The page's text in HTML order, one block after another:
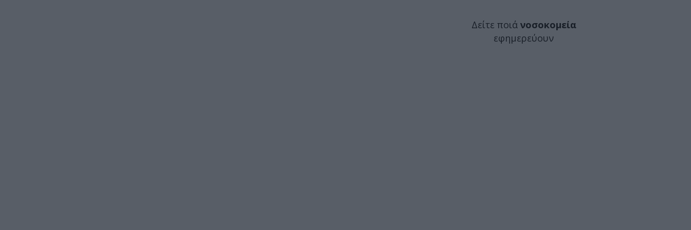
Δείτε ποιά νοσοκομεία
εφημερεύουν